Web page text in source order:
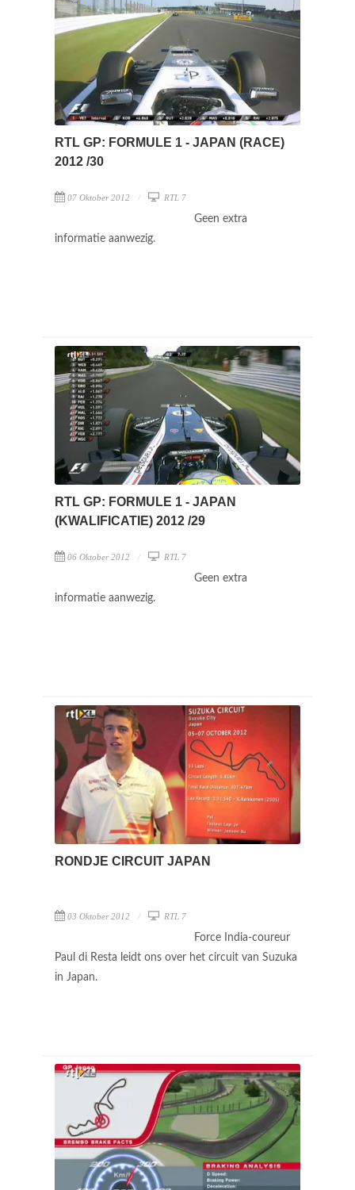
RTL GP: FORMULE 1 - JAPAN (RACE)
2012 /30
07 Oktober 2012 RTL 7
Geen extra
informatie aanwezig.
RTL GP: FORMULE 1 - JAPAN
(KWALIFICATIE) 2012 /29
06 Oktober 2012 RTL 7
Geen extra
informatie aanwezig.
RONDJE CIRCUIT JAPAN
03 Oktober 2012 RTL 7
Force India-coureur
Paul di Resta leidt ons over het circuit van Suzuka
in Japan.